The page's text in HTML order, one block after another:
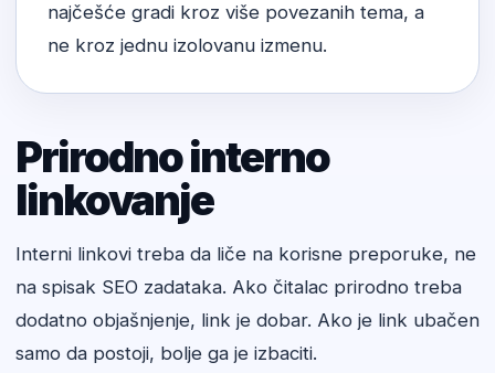
najčešće gradi kroz više povezanih tema, a
ne kroz jednu izolovanu izmenu.
Prirodno interno
linkovanje
Interni linkovi treba da liče na korisne preporuke, ne
na spisak SEO zadataka. Ako čitalac prirodno treba
dodatno objašnjenje, link je dobar. Ako je link ubačen
samo da postoji, bolje ga je izbaciti.